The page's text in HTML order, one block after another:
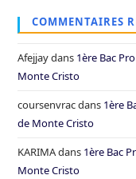
COMMENTAIRES
Afejjaydans 1ère Bac
Monte Cristo
coursenvracdans 1ère
de Monte Cristo
KARIMAdans 1ère Bac
Monte Cristo